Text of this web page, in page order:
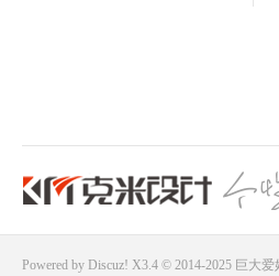
Powered by Discuz! X3.4 © 2014-2025 巨大爱